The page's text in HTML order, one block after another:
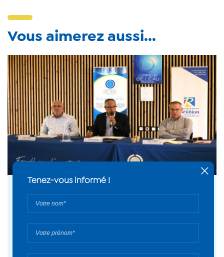
Vous aimerez aussi...
l’Office de l’eau - 2026